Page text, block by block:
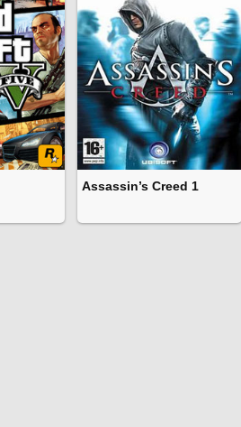
Assassin’s Creed 1